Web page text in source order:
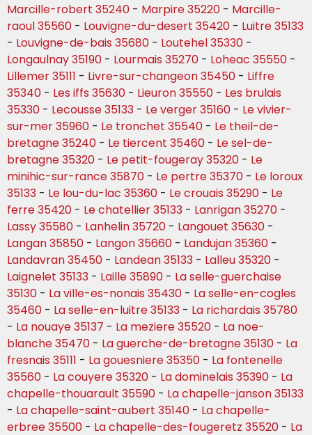
Marcille-robert 35240 - Marpire 35220 - Marcille-
raoul 35560 - Louvigne-du-desert 35420 - Luitre 35133
- Louvigne-de-bais 35680 - Loutehel 35330 -
Longaulnay 35190 - Lourmais 35270 - Loheac 35550 -
Lillemer 35111 - Livre-sur-changeon 35450 - Liffre
35340 - Les iffs 35630 - Lieuron 35550 - Les brulais
35330 - Lecousse 35133 - Le verger 35160 - Le vivier-
sur-mer 35960 - Le tronchet 35540 - Le theil-de-
bretagne 35240 - Le tiercent 35460 - Le sel-de-
bretagne 35320 - Le petit-fougeray 35320 - Le
minihic-sur-rance 35870 - Le pertre 35370 - Le loroux
35133 - Le lou-du-lac 35360 - Le crouais 35290 - Le
ferre 35420 - Le chatellier 35133 - Lanrigan 35270 -
Lassy 35580 - Lanhelin 35720 - Langouet 35630 -
Langan 35850 - Langon 35660 - Landujan 35360 -
Landavran 35450 - Landean 35133 - Lalleu 35320 -
Laignelet 35133 - Laille 35890 - La selle-guerchaise
35130 - La ville-es-nonais 35430 - La selle-en-cogles
35460 - La selle-en-luitre 35133 - La richardais 35780
- La nouaye 35137 - La meziere 35520 - La noe-
blanche 35470 - La guerche-de-bretagne 35130 - La
fresnais 35111 - La gouesniere 35350 - La fontenelle
35560 - La couyere 35320 - La dominelais 35390 - La
chapelle-thouarault 35590 - La chapelle-janson 35133
- La chapelle-saint-aubert 35140 - La chapelle-
erbree 35500 - La chapelle-des-fougeretz 35520 - La